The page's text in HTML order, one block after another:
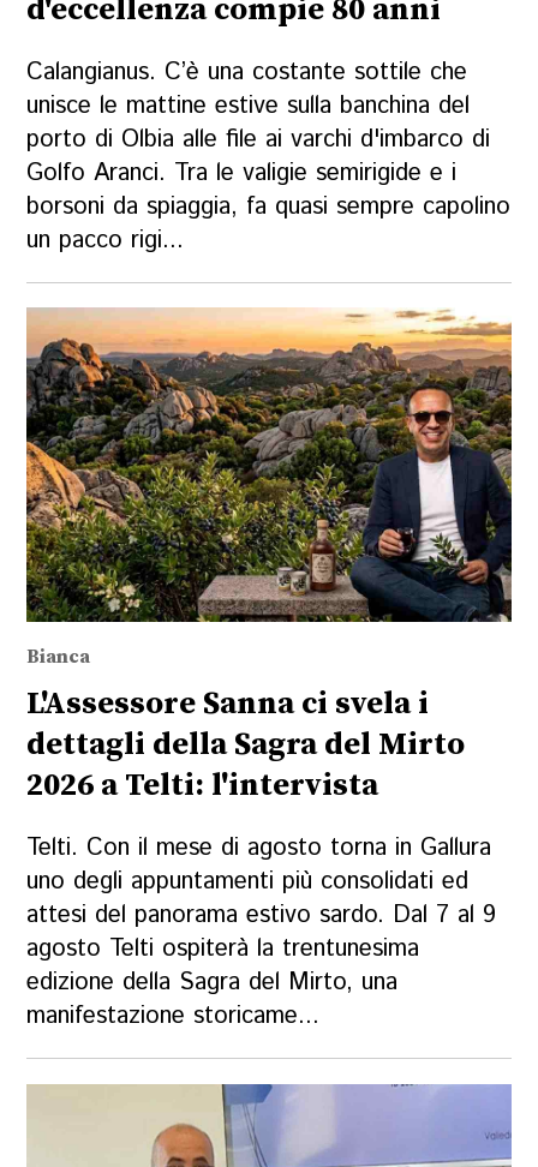
d'eccellenza compie 80 anni
Calangianus. C’è una costante sottile che
unisce le mattine estive sulla banchina del
porto di Olbia alle file ai varchi d'imbarco di
Golfo Aranci. Tra le valigie semirigide e i
borsoni da spiaggia, fa quasi sempre capolino
un pacco rigi...
Bianca
L'Assessore Sanna ci svela i
dettagli della Sagra del Mirto
2026 a Telti: l'intervista
Telti. Con il mese di agosto torna in Gallura
uno degli appuntamenti più consolidati ed
attesi del panorama estivo sardo. Dal 7 al 9
agosto Telti ospiterà la trentunesima
edizione della Sagra del Mirto, una
manifestazione storicame...